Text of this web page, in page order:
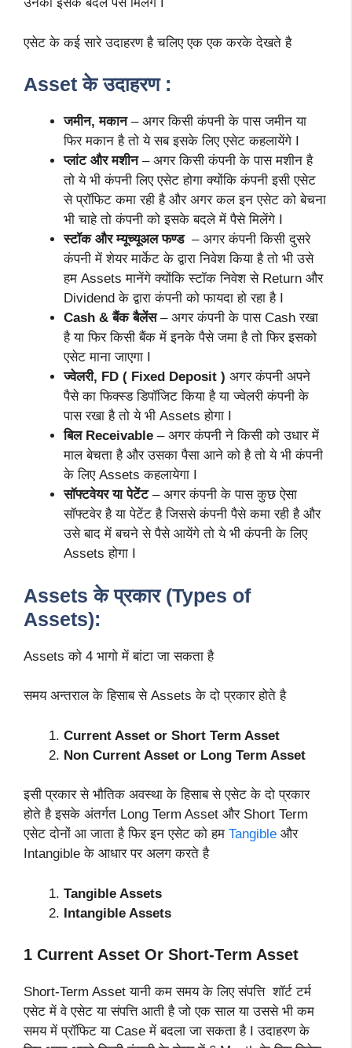
एसेट के कई सारे उदाहरण है चलिए एक एक करके देखते है
Asset के उदाहरण :
जमीन, मकान– अगर किसी कंपनी के पास जमीन या
फिर मकान है तो ये सब इसके लिए एसेट कहलायेंगे I
प्लांट और मशीन– अगर किसी कंपनी के पास मशीन है
तो ये भी कंपनी लिए एसेट होगा क्योंकि कंपनी इसी एसेट
से प्रॉफिट कमा रही है और अगर कल इन एसेट को बेचना
भी चाहे तो कंपनी को इसके बदले में पैसे मिलेंगे I
स्टॉक और म्यूच्यूअल फण्ड– अगर कंपनी किसी दुसरे
कंपनी में शेयर मार्केट के द्वारा निवेश किया है तो भी उसे
हम Assets मानेंगे क्योंकि स्टॉक निवेश से Return और
Dividend के द्वारा कंपनी को फायदा हो रहा है I
Cash & बैंक बैलेंस– अगर कंपनी के पास Cash रखा
है या फिर किसी बैंक में इनके पैसे जमा है तो फिर इसको
एसेट माना जाएगा I
ज्वेलरी, FD ( Fixed Deposit ) अगर कंपनी अपने
पैसे का फिक्स्ड डिपॉजिट किया है या ज्वेलरी कंपनी के
पास रखा है तो ये भी Assets होगा I
बिल Receivable – अगर कंपनी ने किसी को उधार में
माल बेचता है और उसका पैसा आने को है तो ये भी कंपनी
के लिए Assets कहलायेगा I
सॉफ्टवेयर या पेटेंट– अगर कंपनी के पास कुछ ऐसा
सॉफ्टवेर है या पेटेंट है जिससे कंपनी पैसे कमा रही है और
उसे बाद में बचने से पैसे आयेंगे तो ये भी कंपनी के लिए
Assets होगा I
Assets के प्रकार (Types of
Assets):
Assets को 4 भागो में बांटा जा सकता है
समय अन्तराल के हिसाब से Assets के दो प्रकार होते है
Current Asset or Short Term Asset
Non Current Asset or Long Term Asset
इसी प्रकार से भौतिक अवस्था के हिसाब से एसेट के दो प्रकार
होते है इसके अंतर्गत Long Term Asset और Short Term
एसेट दोनों आ जाता है फिर इन एसेट को हम Tangible और
Intangible के आधार पर अलग करते है
Tangible Assets
Intangible Assets
1 Current Asset Or Short-Term Asset
Short-Term Asset यानी कम समय के लिए संपत्ति शॉर्ट टर्म
एसेट में वे एसेट या संपत्ति आती है जो एक साल या उससे भी कम
समय में प्रॉफिट या Case में बदला जा सकता है I उदाहरण के